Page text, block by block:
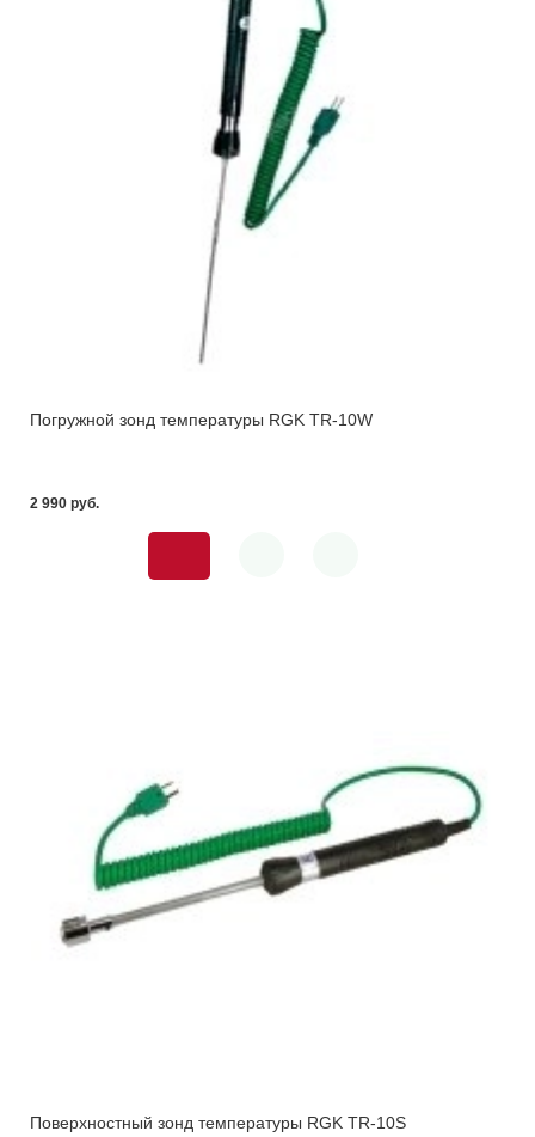
Погружной зонд температуры RGK TR-10W
2 990 pуб.
Поверхностный зонд температуры RGK TR-10S